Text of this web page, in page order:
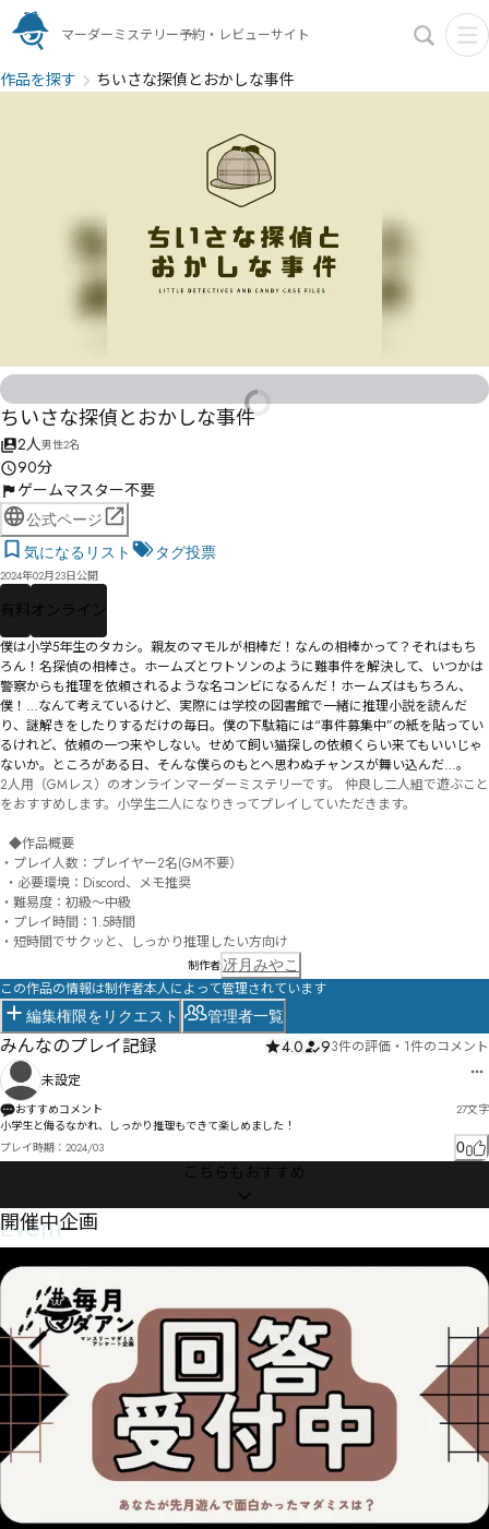
マーダーミステリー予約・レビューサイト
作品を探す ちいさな探偵とおかしな事件
ちいさな探偵とおかしな事件
2人男性2名
90分
ゲームマスター不要
公式ページ
気になるリスト
タグ投票
2024年02月23日公開
有料 オンライン
僕は小学5年生のタカシ。親友のマモルが相棒だ！なんの相棒かって？それはもち
ろん！名探偵の相棒さ。ホームズとワトソンのように難事件を解決して、いつかは
警察からも推理を依頼されるような名コンビになるんだ！ホームズはもちろん、
僕！…なんて考えているけど、実際には学校の図書館で一緒に推理小説を読んだ
り、謎解きをしたりするだけの毎日。僕の下駄箱には“事件募集中”の紙を貼ってい
るけれど、依頼の一つ来やしない。せめて飼い猫探しの依頼くらい来てもいいじゃ
ないか。ところがある日、そんな僕らのもとへ思わぬチャンスが舞い込んだ…。
2人用（GMレス）のオンラインマーダーミステリーです。 仲良し二人組で遊ぶこと
をおすすめします。小学生二人になりきってプレイしていただきます。
・プレイ人数：プレイヤー2名(GM不要）
・難易度：初級～中級
・プレイ時間：1.5時間
・短時間でサクッと、しっかり推理したい方向け
制作者冴月みやこ
この作品の情報は制作者本人によって管理されています
編集権限をリクエスト 管理者一覧
みんなのプレイ記録 4.0 93件の評価 ・ 1件のコメント
未設定
おすすめコメント 27文字
小学生と侮るなかれ、しっかり推理もできて楽しめました！
プレイ時期： 2024/03 0
こちらもおすすめ
Event
開催中企画